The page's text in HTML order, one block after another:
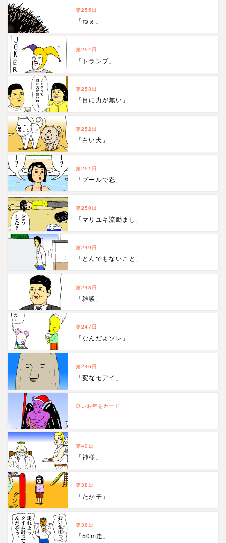
第255日
「ねぇ」
第254日
「トランプ」
第253日
「目に力が無い」
第252日
「白い犬」
第251日
「プールで忍」
第250日
「マリユキ流励まし」
第249日
「とんでもないこと」
第248日
「雑談」
第247日
「なんだよソレ」
第246日
「変なモアイ」
良いお年をカード
第40日
「神様」
第38日
「たか子」
第36日
「50m走」